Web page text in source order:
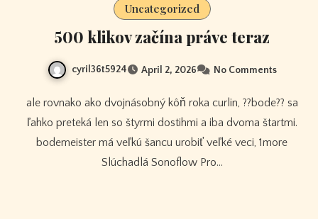
Uncategorized
500 klikov začína práve teraz
cyril36t5924 April 2, 2026 No Comments
ale rovnako ako dvojnásobný kôň roka curlin, ??bode?? sa
ľahko preteká len so štyrmi dostihmi a iba dvoma štartmi.
bodemeister má veľkú šancu urobiť veľké veci, 1more
Slúchadlá Sonoflow Pro…